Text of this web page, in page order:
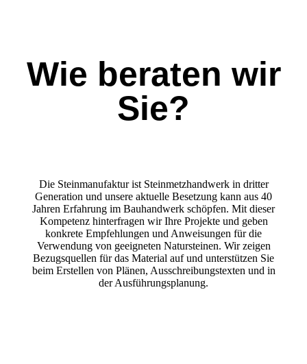
Wie beraten wir
Sie?
Die Steinmanufaktur ist Steinmetzhandwerk in dritter
Generation und unsere aktuelle Besetzung kann aus 40
Jahren Erfahrung im Bauhandwerk schöpfen. Mit dieser
Kompetenz hinterfragen wir Ihre Projekte und geben
konkrete Empfehlungen und Anweisungen für die
Verwendung von geeigneten Natursteinen. Wir zeigen
Bezugsquellen für das Material auf und unterstützen Sie
beim Erstellen von Plänen, Ausschreibungstexten und in
der Ausführungsplanung.